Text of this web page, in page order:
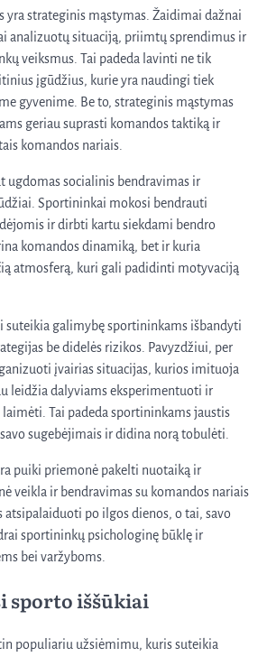
yra strateginis mąstymas. Žaidimai dažnai
analizuotų situaciją, priimtų sprendimus ir
veiksmus. Tai padeda lavinti ne tik
įgūdžius, kurie yra naudingi tiek
gyvenime. Be to, strateginis mąstymas
geriau suprasti komandos taktiką ir
komandos nariais.
ugdomas socialinis bendravimas ir
Sportininkai mokosi bendrauti
ir dirbti kartu siekdami bendro
komandos dinamiką, bet ir kuria
atmosferą, kuri gali padidinti motyvaciją
suteikia galimybę sportininkams išbandyti
be didelės rizikos. Pavyzdžiui, per
įvairias situacijas, kurios imituoja
leidžia dalyviams eksperimentuoti ir
Tai padeda sportininkams jaustis
sugebėjimais ir didina norą tobulėti.
puiki priemonė pakelti nuotaiką ir
veikla ir bendravimas su komandos nariais
atsipalaiduoti po ilgos dienos, o tai, savo
sportininkų psichologinę būklę ir
bei varžyboms.
sporto iššūkiai
populiariu užsiėmimu, kuris suteikia